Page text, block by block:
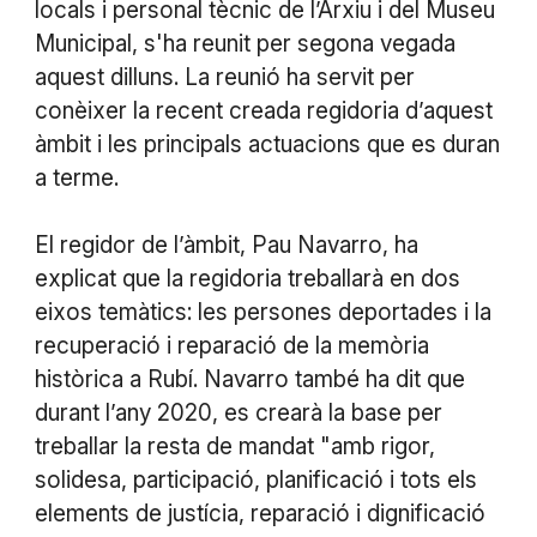
locals i personal tècnic de l’Arxiu i del Museu
Municipal, s'ha reunit per segona vegada
aquest dilluns. La reunió ha servit per
conèixer la recent creada regidoria d’aquest
àmbit i les principals actuacions que es duran
a terme.
El regidor de l’àmbit, Pau Navarro, ha
explicat que la regidoria treballarà en dos
eixos temàtics: les persones deportades i la
recuperació i reparació de la memòria
històrica a Rubí. Navarro també ha dit que
durant l’any 2020, es crearà la base per
treballar la resta de mandat "amb rigor,
solidesa, participació, planificació i tots els
elements de justícia, reparació i dignificació